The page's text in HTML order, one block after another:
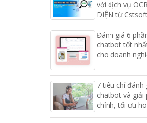
với dịch vụ
DIỆN từ Cstsoft
Đánh giá 6
chatbot tốt
cho doanh
7 tiêu chí đánh
chatbot và giải
chỉnh, tối ưu